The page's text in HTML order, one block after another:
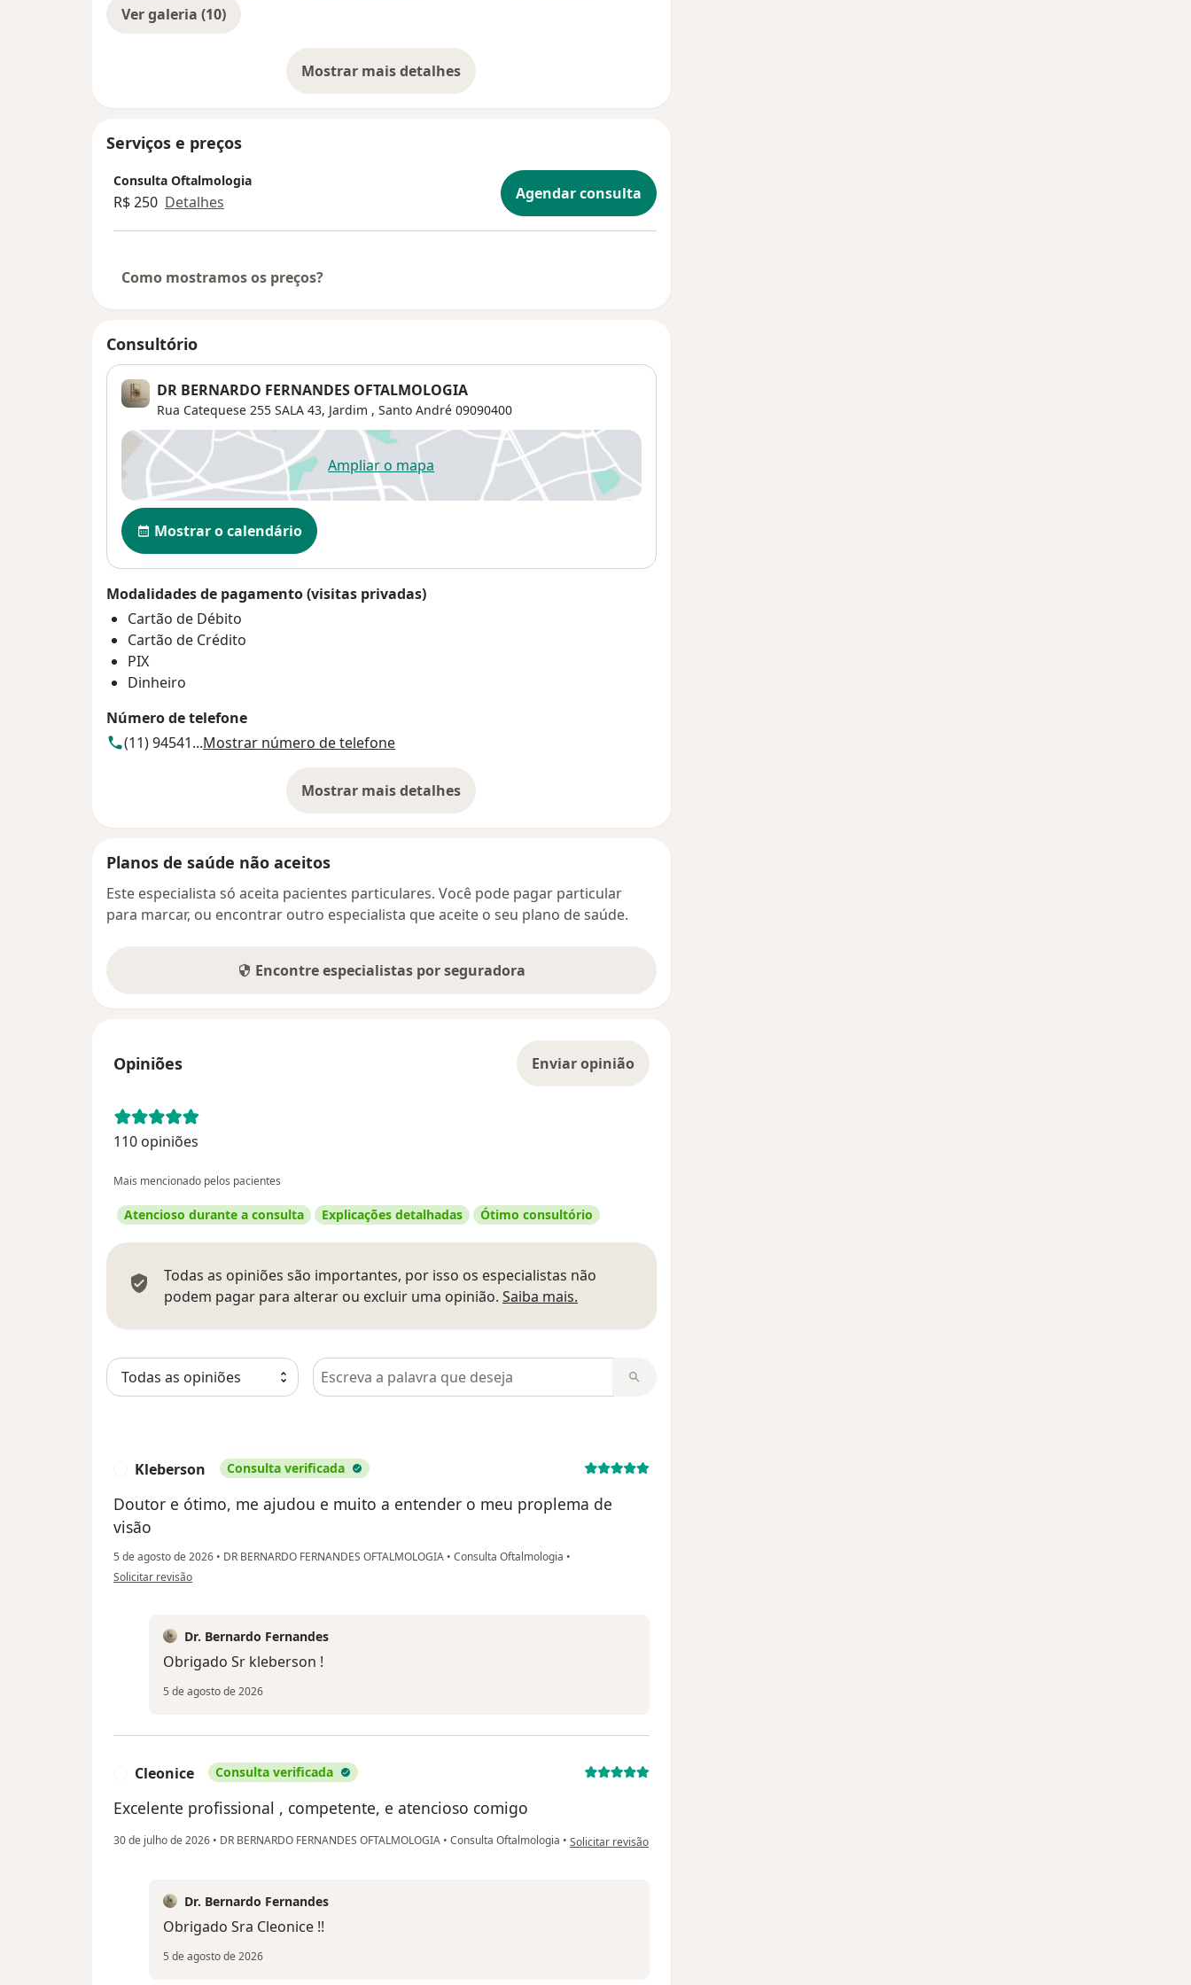
Ver galeria (10)
Mostrar mais detalhes
sobre a experiência
Serviços e preços
Consulta Oftalmologia
R$ 250 Detalhes Agendar consulta
Como mostramos os preços?
Consultório
DR BERNARDO FERNANDES OFTALMOLOGIA
Rua Catequese 255 SALA 43, Jardim , Santo André 09090400
Ampliar o mapaabre num novo separador
Disponibilidade
Mostrar o calendário
Modalidades de pagamento (visitas privadas)
Cartão de Débito
Cartão de Crédito
PIX
Dinheiro
Número de telefone
(11) 94541...Mostrar número de telefone
Mostrar mais detalhes
sobre o endereço
Planos de saúde não aceitos
Este especialista só aceita pacientes particulares. Você pode pagar particular
para marcar, ou encontrar outro especialista que aceite o seu plano de saúde.
Encontre especialistas por seguradora
Opiniões Enviar opinião
110 opiniões
Mais mencionado pelos pacientes
Atencioso durante a consulta Explicações detalhadas Ótimo consultório
Todas as opiniões são importantes, por isso os especialistas não
podem pagar para alterar ou excluir uma opinião. Saiba mais.
Pesquisar em opiniões
Kleberson Consulta verificada
Doutor e ótimo, me ajudou e muito a entender o meu proplema de
visão
5 de agosto de 2026 • DR BERNARDO FERNANDES OFTALMOLOGIA • Consulta Oftalmologia •
na opinião do utilizador Kleberson
Solicitar revisão
Dr. Bernardo Fernandes
Obrigado Sr kleberson !
5 de agosto de 2026
Cleonice Consulta verificada
Excelente profissional , competente, e atencioso comigo
30 de julho de 2026 • DR BERNARDO FERNANDES OFTALMOLOGIA • Consulta Oftalmologia • na opinião do utilizador Cleonice
Solicitar revisão
Dr. Bernardo Fernandes
Obrigado Sra Cleonice !!
5 de agosto de 2026